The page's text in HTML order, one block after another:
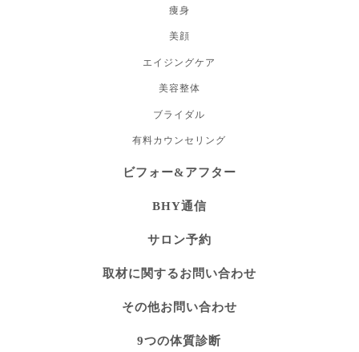
痩身
美顔
エイジングケア
美容整体
ブライダル
有料カウンセリング
ビフォー&アフター
BHY通信
サロン予約
取材に関するお問い合わせ
その他お問い合わせ
9つの体質診断